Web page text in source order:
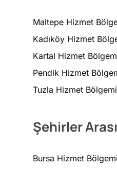
Maltepe Hizmet
Kadıköy Hizmet
Kartal Hizmet
Pendik Hizmet
Tuzla Hizmet
Şehirler
Bursa Hizmet